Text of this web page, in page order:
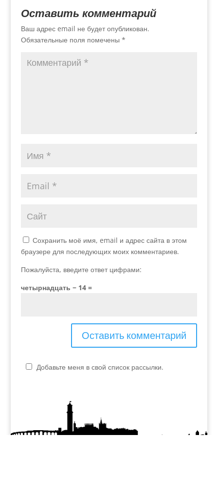
Оставить комментарий
Ваш адрес email не будет опубликован.
Обязательные поля помечены *
Сохранить моё имя, email и адрес сайта в этом
браузере для последующих моих комментариев.
Пожалуйста, введите ответ цифрами:
четырнадцать − 14 =
Добавьте меня в свой список рассылки.